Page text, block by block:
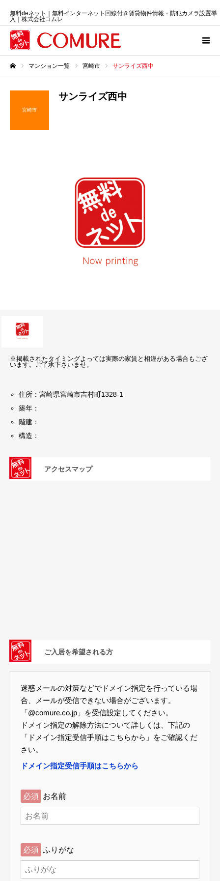
無料deネット｜無料インターネット回線付き賃貸物件情報・防犯カメラ設置導
入｜株式会社コムレ
マンション一覧 宮崎市 サンライズ西中
宮崎市
サンライズ西中
※掲載されたタイミングよっては実際の家賃と相違がある場合もござ
います。ご了承下さいませ。
住所：宮崎県宮崎市吉村町1328-1
築年：
階建：
構造：
アクセスマップ
ご入居を希望される方
迷惑メールの対策などでドメイン指定を行っている場
合、メールが受信できない場合がございます。
「@comure.co.jp」を受信設定してください。
ドメイン指定の解除方法について詳しくは、下記の
「ドメイン指定受信手順はこちらから」をご確認くだ
さい。
ドメイン指定受信手順はこちらから
必須 お名前
必須 ふりがな